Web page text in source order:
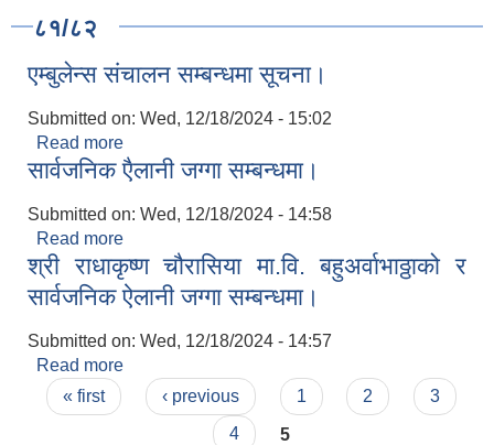
८१/८२
एम्बुलेन्स संचालन सम्बन्धमा सूचना।
Submitted on: Wed, 12/18/2024 - 15:02
Read more
सार्वजनिक एैलानी जग्गा सम्बन्धमा।
Submitted on: Wed, 12/18/2024 - 14:58
Read more
श्री राधाकृष्ण चौरासिया मा.वि. बहुअर्वाभाठ्ठाको र
सार्वजनिक ऐलानी जग्गा सम्बन्धमा।
Submitted on: Wed, 12/18/2024 - 14:57
Read more
सार्वजनिक ऐलानी जग्गा सम्बन्धमा।
Pages
« first ‹ previous 1 2
3
4
5